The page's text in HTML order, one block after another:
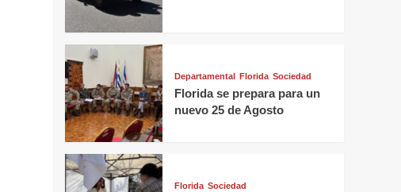
Departamental Florida Sociedad
Florida se prepara para un
nuevo 25 de Agosto
Florida Sociedad